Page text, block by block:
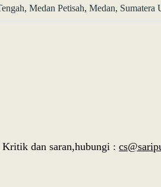
Medan Petisah, Medan, Sumatera
Kritik dan saran,hubungi :